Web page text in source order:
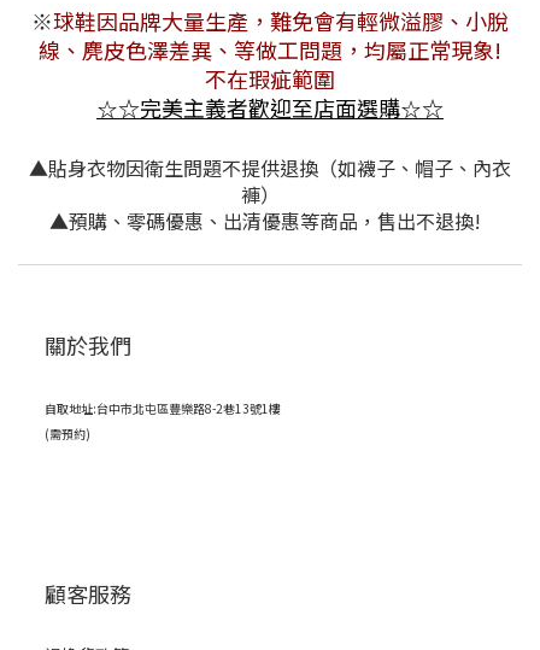
※球鞋因品牌大量生產，難免會有輕微溢膠、小脫
線、麂皮色澤差異 、等做工問題，均屬正常現象!
不在瑕疵範圍
☆☆完美主義者歡迎至店面選購☆☆
▲貼身衣物因衛生問題不提供退換（如襪子、帽子、內衣
褲）
▲預購、零碼優惠、出清優惠等商品，售出不退換!
關於我們
自取地址:台中市北屯區豐樂路8-2巷13號1樓
(需預約)
顧客服務